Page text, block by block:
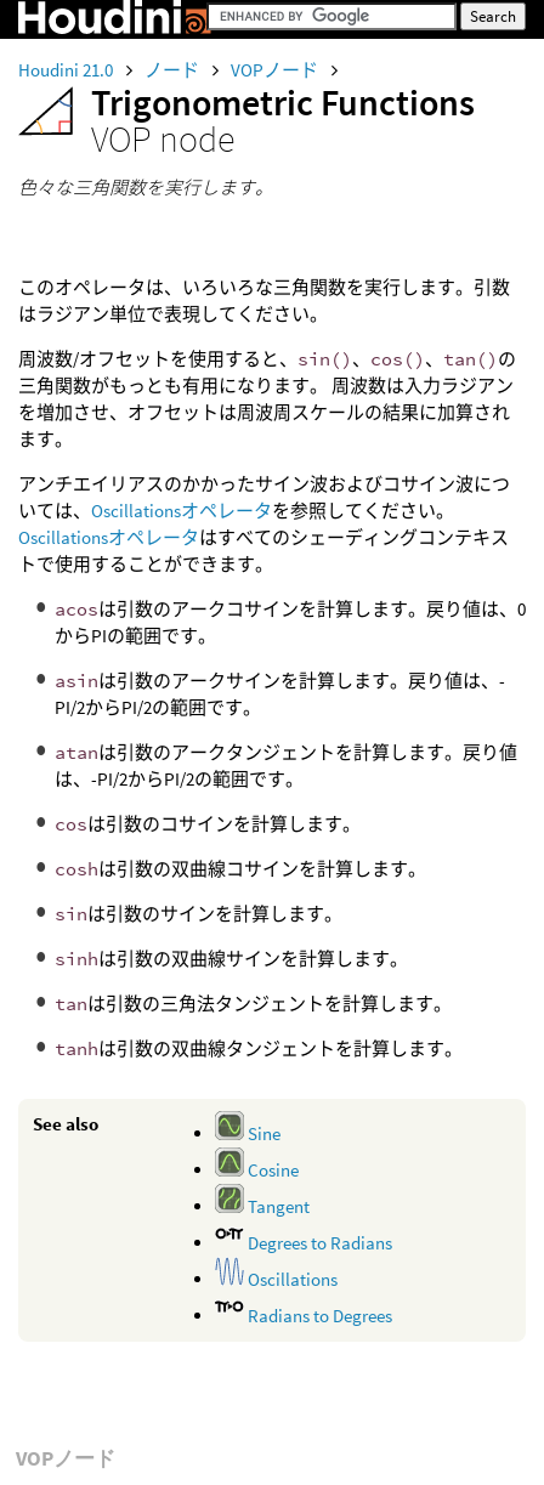
Houdini 21.0 ノード VOPノード
Trigonometric Functions
VOP node
色々な三角関数を実行します。
このオペレータは、いろいろな三角関数を実行します。引数
はラジアン単位で表現してください。
周波数/オフセットを使用すると、 sin() 、 cos() 、 tan() の
三角関数がもっとも有用になります。 周波数は入力ラジアン
を増加させ、オフセットは周波周スケールの結果に加算され
ます。
アンチエイリアスのかかったサイン波およびコサイン波につ
いては、 Oscillationsオペレータを参照してください。
Oscillationsオペレータはすべてのシェーディングコンテキス
トで使用することができます。
acosは引数のアークコサインを計算します。戻り値は、0
からPIの範囲です。
asinは引数のアークサインを計算します。戻り値は、-
PI/2からPI/2の範囲です。
atanは引数のアークタンジェントを計算します。戻り値
は、-PI/2からPI/2の範囲です。
cosは引数のコサインを計算します。
coshは引数の双曲線コサインを計算します。
sinは引数のサインを計算します。
sinhは引数の双曲線サインを計算します。
tanは引数の三角法タンジェントを計算します。
tanhは引数の双曲線タンジェントを計算します。
See also
Sine
Cosine
Tangent
Degrees to Radians
Oscillations
Radians to Degrees
VOPノード